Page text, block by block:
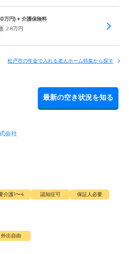
万円) + 介護保険料
2.8万円
松戸市の年金で入れる老人ホーム特集から探す
最新の空き状況を知る
会社
介護1〜4 認知症可
保証人必要
外出自由